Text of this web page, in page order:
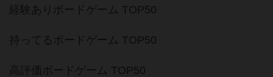
経験ありボードゲーム TOP50
持ってるボードゲーム TOP50
高評価ボードゲーム TOP50